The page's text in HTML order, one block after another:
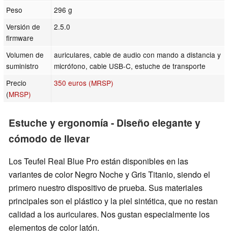
Peso
296 g
Versión de
firmware
2.5.0
Volumen de
suministro
auriculares, cable de audio con mando a distancia y
micrófono, cable USB-C, estuche de transporte
Precio
(MRSP)
350 euros (MRSP)
Estuche y ergonomía - Diseño elegante y
cómodo de llevar
Los Teufel Real Blue Pro están disponibles en las
variantes de color Negro Noche y Gris Titanio, siendo el
primero nuestro dispositivo de prueba. Sus materiales
principales son el plástico y la piel sintética, que no restan
calidad a los auriculares. Nos gustan especialmente los
elementos de color latón.